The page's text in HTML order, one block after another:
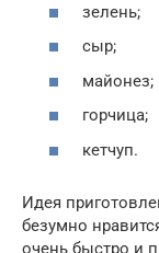
зелень;
сыр;
майонез;
горчица;
кетчуп.
Идея
безумно
очень быстро и